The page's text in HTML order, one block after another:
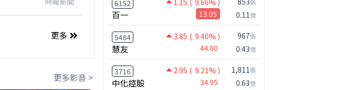
更多
更多影音 >
6152 1.15 ( 9.66% )
百一 13.05
張
0.11億
5484 3.85 ( 9.40% )
慧友 44.80
967張
0.43億
3716 2.95 ( 9.21% )
中化控股 34.95
1,811張
0.63億